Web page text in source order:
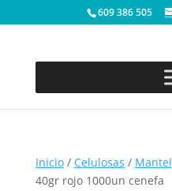
609 386 505
Inicio/ Celulosas / Mantel
40gr rojo 1000un cenefa